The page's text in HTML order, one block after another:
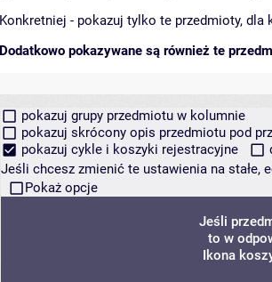
Konkretniej - pokazuj tylko te przedmioty,
Dodatkowo pokazywane są również te
pokazuj grupy przedmiotu w kolumnie
pokazuj skrócony opis przedmiotu pod
pokazuj cykle i koszyki rejestracyjne
Jeśli chcesz zmienić te ustawienia na stałe,
Pokaż opcje
Jeśli
to w
Ikona